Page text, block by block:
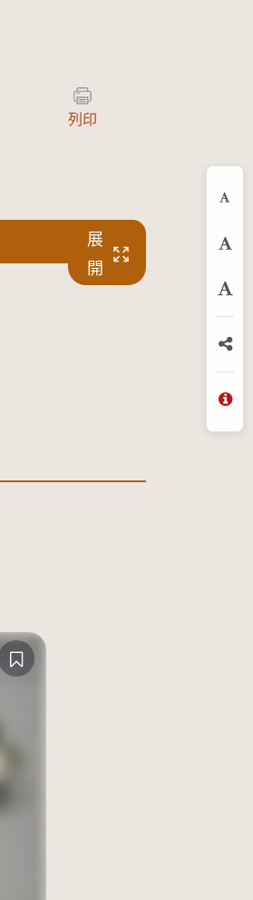
列印
展
開
放
分